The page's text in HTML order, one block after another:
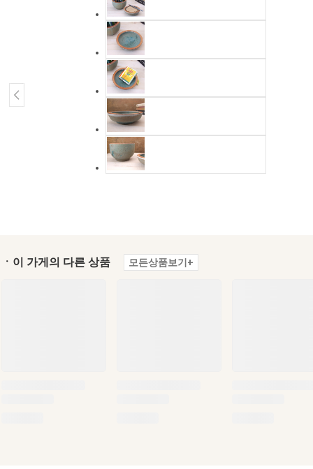
ㆍ이 가게의 다른 상품 모든상품보기+